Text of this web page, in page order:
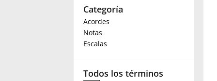
Deutsch
Español
Categoría
Acordes
Notas
Escalas
Todos los términos